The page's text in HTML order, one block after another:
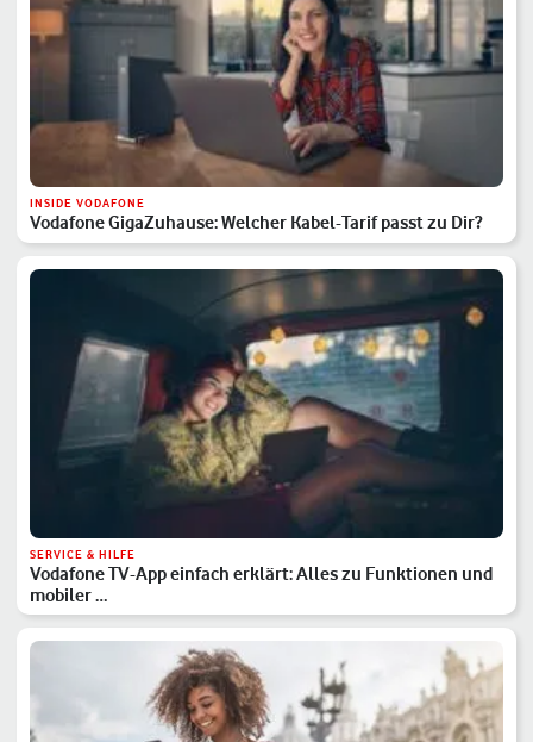
INSIDE VODAFONE
Vodafone GigaZuhause: Welcher Kabel-Tarif passt zu Dir?
SERVICE & HILFE
Vodafone TV-App einfach erklärt: Alles zu Funktionen und
mobiler …